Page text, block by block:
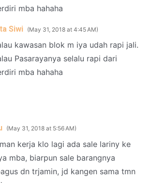
mba hahaha
Siwi May 31, 2018 at 4:45 AM
kawasan blok m iya udah rapi jali.
Pasarayanya selalu rapi dari
mba hahaha
May 31, 2018 at 5:56 AM
kerja klo lagi ada sale lariny ke
mba, biarpun sale barangnya
dn trjamin, jd kangen sama tmn